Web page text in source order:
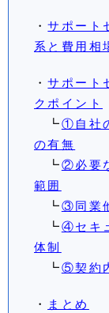
・サポート
系と費用相
・サポート
クポイント
┗①自社
の有無
┗②必要
範囲
┗③同業
┗④セキ
体制
┗⑤契約
・ まとめ